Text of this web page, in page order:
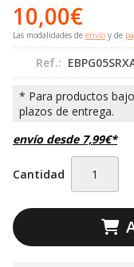
10,00€
Las modalidades de envío y de
Ref.:
envío desde 7,99€*
Cantidad